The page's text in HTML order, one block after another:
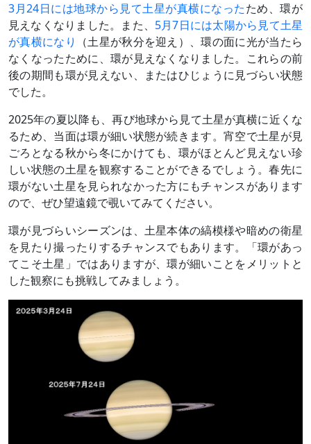
3月24日には地球から見て土星が真横になったため、環が
見えなくなりました。また、 5月7日には太陽から見て土星
が真横になり
（土星が秋分を迎え）、環の面に光が当たら
なくなったために、環が見えなくなりました。これらの前
後の期間も環が見えない、またはひじょうに見づらい状態
でした。
2025年の夏以降も、再び地球から見て土星が真横に近くな
るため、当面は環が細い状態が続きます。宵空で土星が見
ごろとなる秋から冬にかけても、環がほとんど見えない珍
しい状態の土星を観察することができるでしょう。春先に
環がない土星を見られなかった方にもチャンスがあります
ので、ぜひ望遠鏡で覗いてみてください。
環が見づらいシーズンは、土星本体の縞模様や暗めの衛星
を見たり撮ったりするチャンスでもあります。「環があっ
てこそ土星」ではありますが、環が細いことをメリットと
した観察にも挑戦してみましょう。